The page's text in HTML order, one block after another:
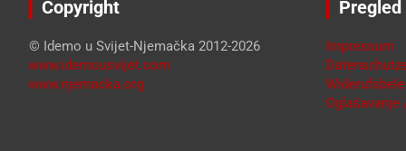
Copyright
© Idemo u Svijet-Njemačka 2012-2026
www.idemousvijet.com
www.njemacka.org
Pregled
Impressum